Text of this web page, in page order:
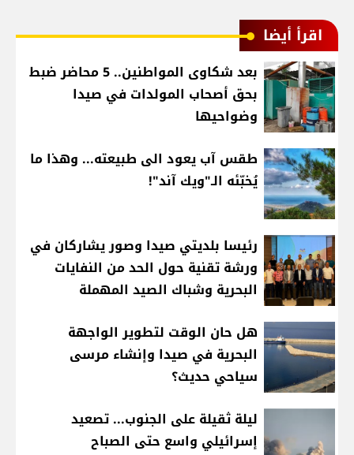
اقرأ أيضا
بعد شكاوى المواطنين.. 5 محاضر ضبط
بحق أصحاب المولدات في صيدا
وضواحيها
طقس آب يعود الى طبيعته... وهذا ما
يُخبّئه الـ"ويك آند"!
رئيسا بلديتي صيدا وصور يشاركان في
ورشة تقنية حول الحد من النفايات
البحرية وشباك الصيد المهملة
هل حان الوقت لتطوير الواجهة
البحرية في صيدا وإنشاء مرسى
سياحي حديث؟
ليلة ثقيلة على الجنوب... تصعيد
إسرائيلي واسع حتى الصباح